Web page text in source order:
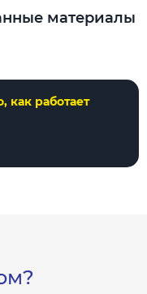
материалы
как работает